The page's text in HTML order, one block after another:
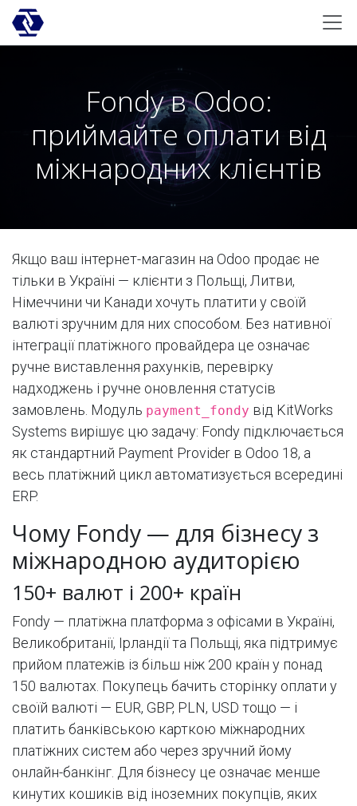
Skip to Content
Fondy в Odoo:
приймайте оплати від
міжнародних клієнтів
Якщо ваш інтернет-магазин на Odoo продає не
тільки в Україні — клієнти з Польщі, Литви,
Німеччини чи Канади хочуть платити у своїй
валюті зручним для них способом. Без нативної
інтеграції платіжного провайдера це означає
ручне виставлення рахунків, перевірку
надходжень і ручне оновлення статусів
замовлень. Модуль payment_fondy від KitWorks
Systems вирішує цю задачу: Fondy підключається
як стандартний Payment Provider в Odoo 18, а
весь платіжний цикл автоматизується всередині
ERP.
Чому Fondy — для бізнесу з
міжнародною аудиторією
150+ валют і 200+ країн
Fondy — платіжна платформа з офісами в Україні,
Великобританії, Ірландії та Польщі, яка підтримує
прийом платежів із більш ніж 200 країн у понад
150 валютах. Покупець бачить сторінку оплати у
своїй валюті — EUR, GBP, PLN, USD тощо — і
платить банківською карткою міжнародних
платіжних систем або через зручний йому
онлайн-банкінг. Для бізнесу це означає менше
кинутих кошиків від іноземних покупців, яких